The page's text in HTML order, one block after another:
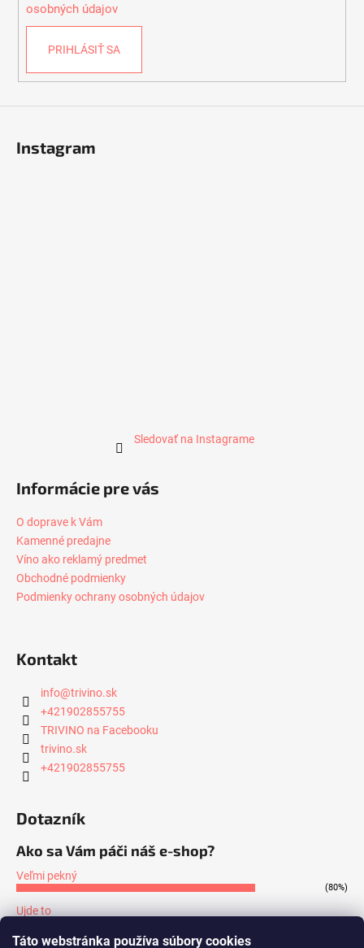
Táto webstránka používa súbory cookies
osobných údajov
PRIHLÁSIŤ SA
Instagram
Sledovať na Instagrame
Informácie pre vás
O doprave k Vám
Kamenné predajne
Víno ako reklamý predmet
Obchodné podmienky
Podmienky ochrany osobných údajov
Kontakt
info@trivino.sk
+421902855755
TRIVINO na Facebooku
trivino.sk
+421902855755
Dotazník
Ako sa Vám páči náš e-shop?
Veľmi pekný
(80%)
Ujde to